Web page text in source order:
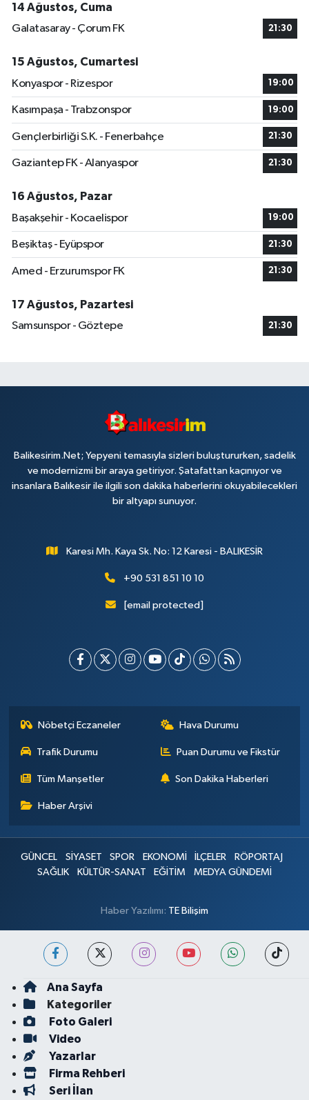
14 Ağustos, Cuma
Galatasaray - Çorum FK
21:30
15 Ağustos, Cumartesi
Konyaspor - Rizespor
19:00
Kasımpaşa - Trabzonspor 19:00
Gençlerbirliği S.K. - Fenerbahçe 21:30
Gaziantep FK - Alanyaspor 21:30
16 Ağustos, Pazar
Başakşehir - Kocaelispor
19:00
Beşiktaş - Eyüpspor 21:30
Amed - Erzurumspor FK 21:30
17 Ağustos, Pazartesi
Samsunspor - Göztepe
21:30
Balikesirim.Net; Yepyeni temasıyla sizleri buluştururken, sadelik
ve modernizmi bir araya getiriyor. Şatafattan kaçınıyor ve
insanlara Balıkesir ile ilgili son dakika haberlerini okuyabilecekleri
bir altyapı sunuyor.
Karesi Mh. Kaya Sk. No: 12 Karesi - BALIKESİR
+90 531 851 10 10
[email protected]
Nöbetçi Eczaneler Hava Durumu
Trafik Durumu Puan Durumu ve Fikstür
Tüm Manşetler Son Dakika Haberleri
Haber Arşivi
GÜNCEL SİYASET SPOR EKONOMİ İLÇELER
RÖPORTAJ
SAĞLIK
KÜLTÜR-SANAT EĞİTİM MEDYA GÜNDEMİ
Haber Yazılımı: TE Bilişim
Ana Sayfa
Kategoriler
Foto Galeri
Video
Yazarlar
Firma Rehberi
Seri İlan